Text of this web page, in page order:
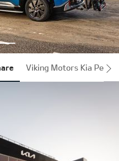
Viking Motors Kia Peetri